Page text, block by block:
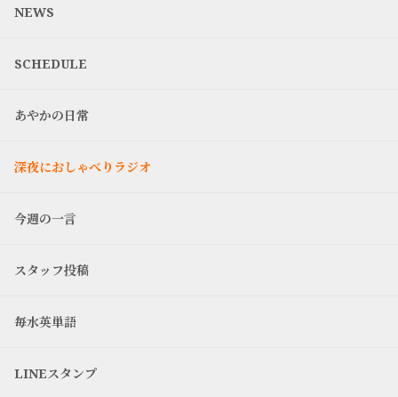
NEWS
SCHEDULE
あやかの日常
深夜におしゃべりラジオ
今週の一言
スタッフ投稿
毎水英単語
LINEスタンプ